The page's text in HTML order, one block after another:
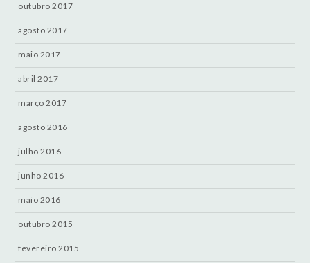
outubro 2017
agosto 2017
maio 2017
abril 2017
março 2017
agosto 2016
julho 2016
junho 2016
maio 2016
outubro 2015
fevereiro 2015